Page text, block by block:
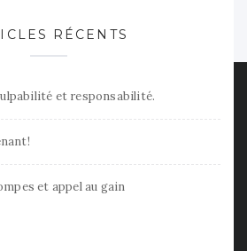
RÉCENTS
et responsabilité.
et appel au gain